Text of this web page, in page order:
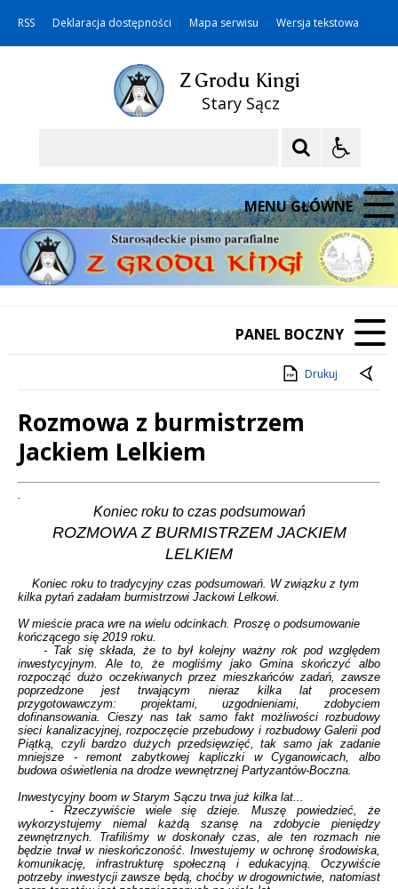
RSS Deklaracja dostępności Mapa serwisu Wersja tekstowa
Z Grodu Kingi
Stary Sącz
MENU GŁÓWNE
PANEL BOCZNY
Drukuj
Rozmowa z burmistrzem
Jackiem Lelkiem
Treść
Koniec roku to czas podsumowań
ROZMOWA Z BURMISTRZEM JACKIEM
LELKIEM
Koniec roku to tradycyjny czas podsumowań. W związku z tym
kilka pytań zadałam burmistrzowi Jackowi Lelkowi.
W mieście praca wre na wielu odcinkach. Proszę o podsumowanie
kończącego się 2019 roku.
- Tak się składa, że to był kolejny ważny rok pod względem
inwestycyjnym. Ale to, że mogliśmy jako Gmina skończyć albo
rozpocząć dużo oczekiwanych przez mieszkańców zadań, zawsze
poprzedzone jest trwającym nieraz kilka lat procesem
przygotowawczym: projektami, uzgodnieniami, zdobyciem
dofinansowania. Cieszy nas tak samo fakt możliwości rozbudowy
sieci kanalizacyjnej, rozpoczęcie przebudowy i rozbudowy Galerii pod
Piątką, czyli bardzo dużych przedsięwzięć, tak samo jak zadanie
mniejsze - remont zabytkowej kapliczki w Cyganowicach, albo
budowa oświetlenia na drodze wewnętrznej Partyzantów-Boczna.
Inwestycyjny boom w Starym Sączu trwa już kilka lat...
- Rzeczywiście wiele się dzieje. Muszę powiedzieć, że
wykorzystujemy niemal każdą szansę na zdobycie pieniędzy
zewnętrznych. Trafiliśmy w doskonały czas, ale ten rozmach nie
będzie trwał w nieskończoność. Inwestujemy w ochronę środowiska,
komunikację, infrastrukturę społeczną i edukacyjną. Oczywiście
potrzeby inwestycji zawsze będą, choćby w drogownictwie, natomiast